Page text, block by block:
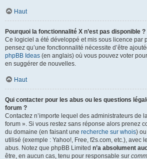
Haut
Pourquoi la fonctionnalité X n’est pas disponible ?
Ce logiciel a été développé et mis sous licence par
pensez qu’une fonctionnalité nécessite d’être
phpBB Ideas (en anglais) où vous pouvez voter
en suggérer de nouvelles.
Haut
Qui contacter pour les abus ou les questions
forum ?
Contactez n’importe lequel des administrateurs de
forum ». Si vous restez sans réponse alors prenez
du domaine (en faisant une recherche sur whois)
utilisé (exemple : Yahoo!, Free, f2s.com, etc.), avec
abus. Notez que phpBB Limited n’a absolument
être, en aucun cas, tenu pour responsable sur